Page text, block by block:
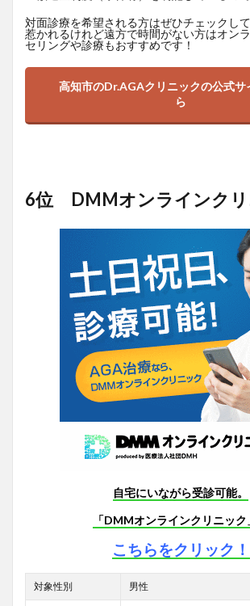
対面診療を希望される方はぜひチェックして
惹かれるけれど遠方で時間がない方はオン
セリングや診療もおすすめです！
高知市のDr.AGAクリニックの公式サ
ら
6位 DMMオンラインクリ
自宅にいながら受診可能。
「DMMオンラインクリニック
こちらをクリック！
対象性別 男性